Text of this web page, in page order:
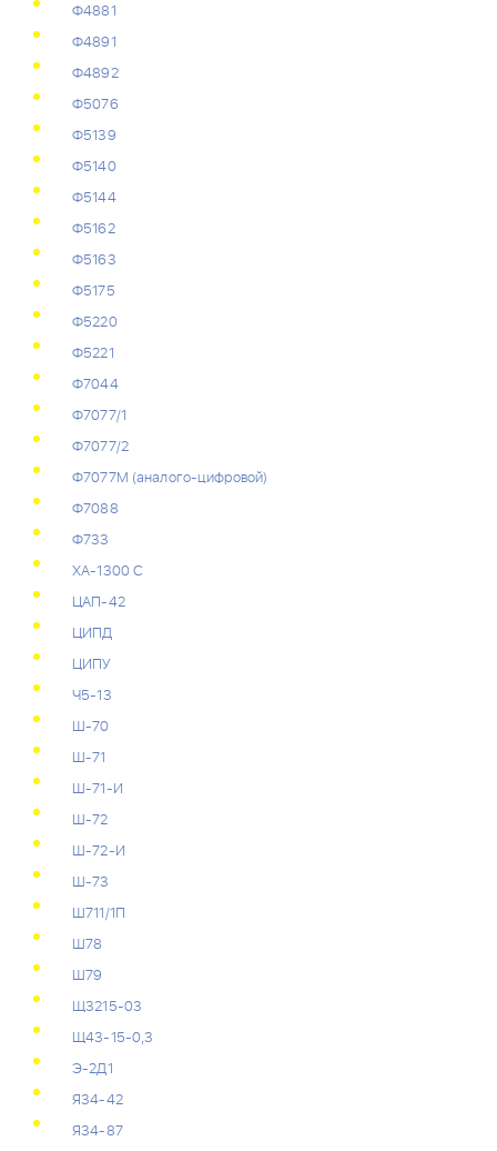
Ф4881
Ф4891
Ф4892
Ф5076
Ф5139
Ф5140
Ф5144
Ф5162
Ф5163
Ф5175
Ф5220
Ф5221
Ф7044
Ф7077/1
Ф7077/2
Ф7077М (аналого-цифровой)
Ф7088
Ф733
ХА-1300 С
ЦАП-42
ЦИПД
ЦИПУ
Ч5-13
Ш-70
Ш-71
Ш-71-И
Ш-72
Ш-72-И
Ш-73
Ш711/1П
Ш78
Ш79
Щ3215-03
Щ43-15-0,3
Э-2Д1
Я34-42
Я34-87